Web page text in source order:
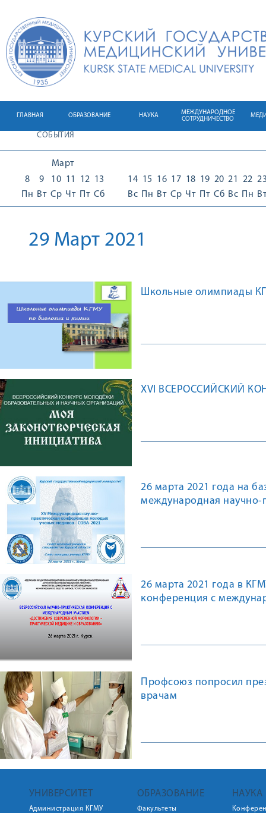
ГЛАВНАЯ ОБРАЗОВАНИЕ НАУКА
МЕЖДУНАРОДНОЕ
СОТРУДНИЧЕСТВО
СОБЫТИЯ
Март
8
Пн
9
Вт
10
Ср
11
Чт
12
Пт
13
Сб
14
Вс
15
Пн
16
Вт
17
Ср
18
Чт
19
Пт
20
Сб
21
Вс
22
Пн
29 Март 2021
Школьные олимпиады
XVI ВСЕРОССИЙСКИЙ
26 марта 2021 года на
международная научно-
26 марта 2021 года в
конференция с
Профсоюз попросил
врачам
УНИВЕРСИТЕТ
Администрация КГМУ
ОБРАЗОВАНИЕ
Факультеты
НАУКА